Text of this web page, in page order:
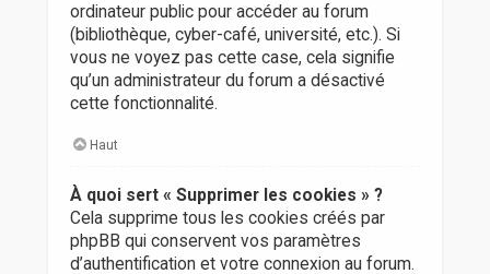
ordinateur public pour accéder au forum
(bibliothèque, cyber-café, université, etc.). Si
vous ne voyez pas cette case, cela signifie
qu’un administrateur du forum a désactivé
cette fonctionnalité.
Haut
À quoi sert « Supprimer les cookies » ?
Cela supprime tous les cookies créés par
phpBB qui conservent vos paramètres
d’authentification et votre connexion au forum.